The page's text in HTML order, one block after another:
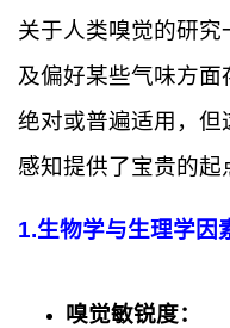
关于人类嗅觉的研
及偏好某些气味方
绝对或普遍适用，
感知提供了宝贵的起
1.生物学与生理学因
嗅觉敏锐度：